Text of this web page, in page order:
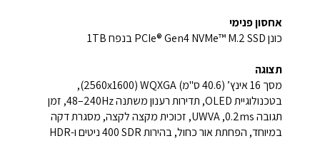
אחסון פנימי
כונן SSD ‏PCIe® Gen4 NVMe™ M.2 בנפח ‎1TB‏
תצוגה
מסך ‎16 אינץ’‏ (40.6 ס"מ)‏ WQXGA ‏(2560x1600)‏,
בטכנולוגיית OLED, תדירות רענון משתנה ‎48–240Hz‏, זמן
תגובה ‎0.2ms‏, UWVA, זכוכית מקצה לקצה, מסגרת דקה
במיוחד, הפחתת אור כחול, בהירות SDR ‏400 ניטים ו-HDR